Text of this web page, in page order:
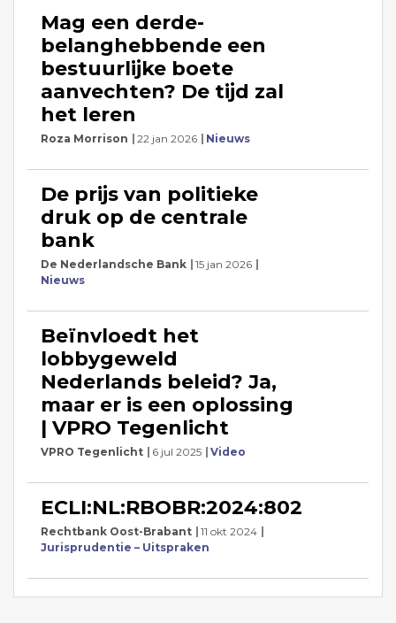
Mag een derde-
belanghebbende een
bestuurlijke boete
aanvechten? De tijd zal
het leren
Roza Morrison 22 jan 2026 Nieuws
De prijs van politieke
druk op de centrale
bank
De Nederlandsche Bank
15 jan 2026
Nieuws
Beïnvloedt het
lobbygeweld
Nederlands beleid? Ja,
maar er is een oplossing
| VPRO Tegenlicht
VPRO Tegenlicht 6 jul 2025 Video
ECLI:NL:RBOBR:2024:802
Rechtbank Oost-Brabant
11 okt 2024
Jurisprudentie – Uitspraken